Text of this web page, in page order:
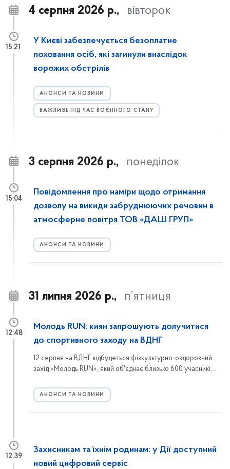
4 серпня 2026 р., вівторок
У Києві забезпечується безоплатне
поховання осіб, які загинули внаслідок
ворожих обстрілів
АНОНСИ ТА НОВИНИ
ВАЖЛИВЕ ПІД ЧАС ВОЄННОГО СТАНУ
15:21
3 серпня 2026 р., понеділок
Повідомлення про наміри щодо отримання
дозволу на викиди забруднюючих речовин в
атмосферне повітря ТОВ «ДАШ ГРУП»
АНОНСИ ТА НОВИНИ
15:04
31 липня 2026 р., п’ятниця
Молодь RUN: киян запрошують долучитися
до спортивного заходу на ВДНГ
12 серпня на ВДНГ відбудеться фізкультурно-оздоровчий
захід «Молодь RUN», який об'єднає близько 600 учасників.
проєкту «Активні парки – локації здорової України».
АНОНСИ ТА НОВИНИ
12:48
Захисникам та їхнім родинам: у Дії доступний
новий цифровий сервіс
12:39